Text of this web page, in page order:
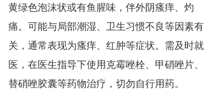
黄绿色泡沫状或有鱼腥味，伴外阴瘙痒、灼
痛。可能与局部潮湿、卫生习惯不良等因素有
关，通常表现为瘙痒、红肿等症状。需及时就
医，在医生指导下使用克霉唑栓、甲硝唑片、
替硝唑胶囊等药物治疗，切勿自行用药。